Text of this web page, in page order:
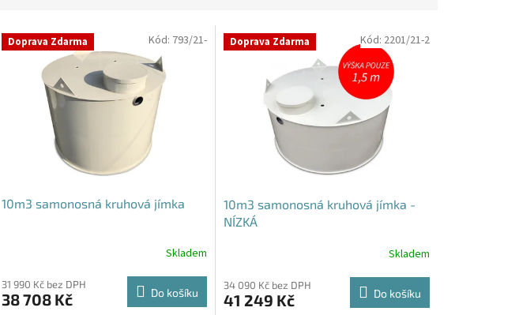
Doprava Zdarma
10m3 samonosná kruhová jímka
Skladem
31 990 Kč bez DPH
38 708 Kč Do košíku
Kód: 793/21- Doprava Zdarma
10m3 samonosná kruhová jímka -
NÍZKÁ
Skladem
34 090 Kč bez DPH
41 249 Kč Do košíku
Kód: 2201/21-2